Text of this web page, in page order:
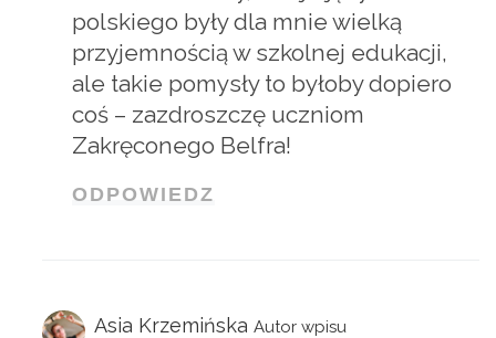
polskiego były dla mnie wielką
przyjemnością w szkolnej edukacji,
ale takie pomysły to byłoby dopiero
coś – zazdroszczę uczniom
Zakręconego Belfra!
ODPOWIEDZ
Asia KrzemińskaAutor wpisu